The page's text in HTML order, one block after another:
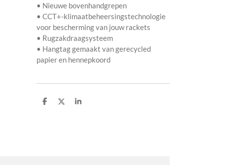
• Nieuwe bovenhandgrepen
• CCT+-klimaatbeheersingstechnologie
voor bescherming van jouw rackets
• Rugzakdraagsysteem
• Hangtag gemaakt van gerecycled
papier en hennepkoord
D
D
S